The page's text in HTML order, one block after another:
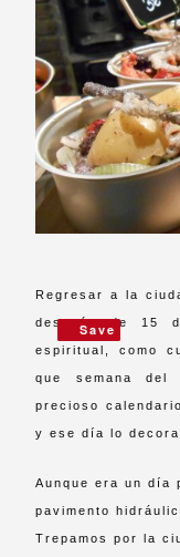
Regresar a la
después de 15
espiritual, como
que semana del
precioso
y ese día lo
Aunque era un día
pavimento
Trepamos por la
Save
Save